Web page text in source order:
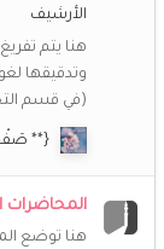
الأرشيف
هنا يتم
وتدقيقها
(في قسم
{**
المحاضرات
هنا توضع